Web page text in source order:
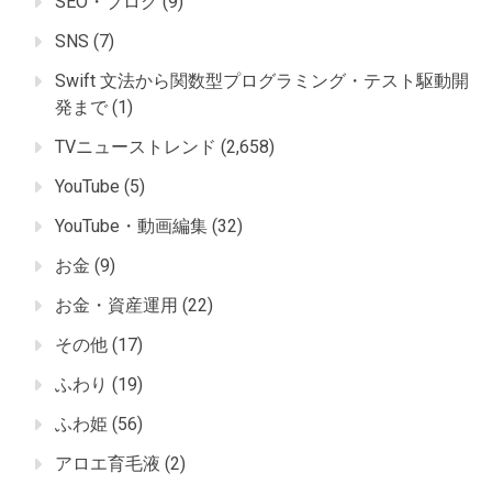
SNS (7)
Swift 文法から関数型プログラミング・テスト駆動開
発まで (1)
TVニューストレンド (2,658)
YouTube (5)
YouTube・動画編集 (32)
お金 (9)
お金・資産運用 (22)
その他 (17)
ふわり (19)
ふわ姫 (56)
アロエ育毛液 (2)